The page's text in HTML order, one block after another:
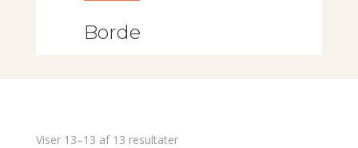
Borde
Viser 13–13 af 13 resultater